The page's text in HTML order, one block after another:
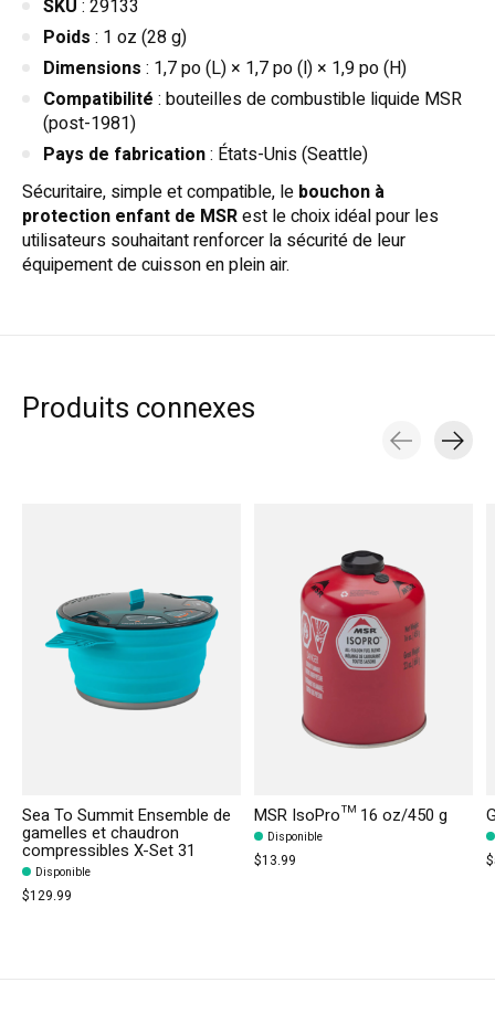
SKU : 29133
Poids : 1 oz (28 g)
Dimensions : 1,7 po (L) × 1,7 po (l) × 1,9 po (H)
Compatibilité : bouteilles de combustible liquide MSR
(post-1981)
Pays de fabrication: États-Unis (Seattle)
Sécuritaire, simple et compatible, le bouchon à
protection enfant de MSRest le choix idéal pour les
utilisateurs souhaitant renforcer la sécurité de leur
équipement de cuisson en plein air.
Produits connexes
Sea To Summit Ensemble de
gamelles et chaudron
compressibles X-Set 31
Disponible
$129.99
MSR IsoPro™ 16 oz/450 g
Disponible
$13.99